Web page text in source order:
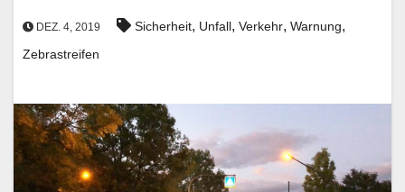
DEZ. 4, 2019 Sicherheit, Unfall, Verkehr, Warnung,
Zebrastreifen